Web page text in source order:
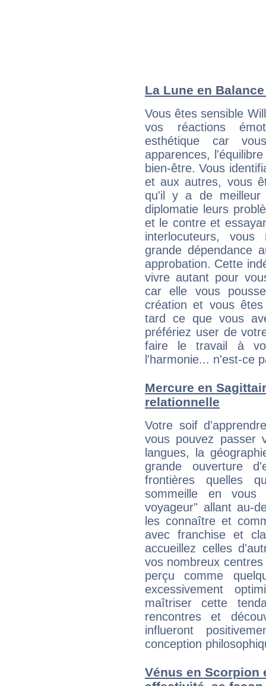
La Lune en
Vous êtes sensible
vos réactions
esthétique car
apparences,
bien-être. Vous
et aux autres, vous
qu'il y a de
diplomatie leurs
et le contre et
interlocuteurs,
grande dépendance
approbation. Cette
vivre autant pour
car elle vous
création et vous
tard ce que vous
préfériez user de
faire le travail à
l'harmonie... n'est-ce
Mercure en
relationnelle
Votre soif
vous pouvez passer
langues, la
grande ouverture
frontières quelles
sommeille en
voyageur" allant au-
les connaître et
avec franchise et
accueillez celles
vos nombreux
perçu comme
excessivement
maîtriser cette
rencontres et
influeront
conception
Vénus en Scorpion